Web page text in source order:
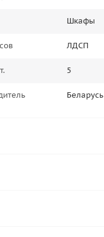
Шкафы
ЛДСП
5
Беларусь